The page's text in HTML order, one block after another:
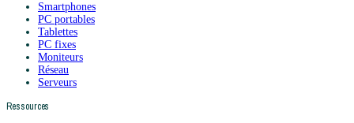
Smartphones
PC portables
Tablettes
PC fixes
Moniteurs
Réseau
Serveurs
Ressources